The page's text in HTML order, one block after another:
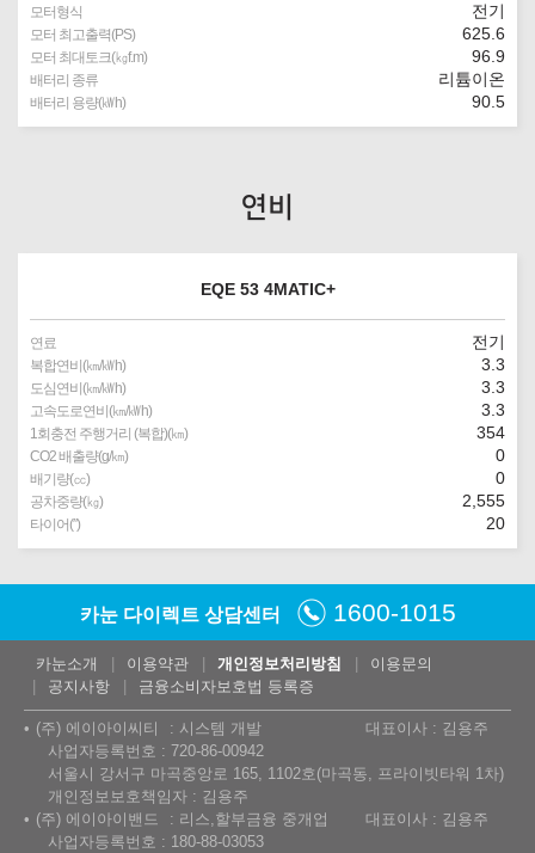
모터형식 전기
모터 최고출력(PS) 625.6
모터 최대토크(㎏f.m) 96.9
배터리 종류 리튬이온
배터리 용량(㎾h) 90.5
연비
EQE 53 4MATIC+
연료 전기
복합연비(㎞/㎾h) 3.3
도심연비(㎞/㎾h) 3.3
고속도로연비(㎞/㎾h) 3.3
1회충전 주행거리 (복합)(㎞) 354
CO2 배출량(g/㎞) 0
배기량(㏄) 0
공차중량(㎏) 2,555
타이어(″) 20
카눈 다이렉트 상담센터 1600-1015
카눈소개 이용약관 개인정보처리방침
이용문의
공지사항
금융소비자보호법 등록증
(주) 에이아이씨티 시스템 개발
대표이사 : 김용주
사업자등록번호 : 720-86-00942
서울시 강서구 마곡중앙로 165, 1102호(마곡동, 프라이빗타워 1차)
개인정보보호책임자 : 김용주
(주) 에이아이밴드
리스,할부금융 중개업
대표이사 : 김용주
사업자등록번호 : 180-88-03053